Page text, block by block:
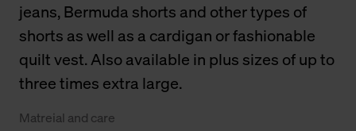
jeans, Bermuda shorts and other types of
shorts as well as a cardigan or fashionable
quilt vest. Also available in plus sizes of up to
three times extra large.
Matreial and care